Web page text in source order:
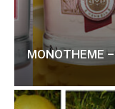
MONOTHEME